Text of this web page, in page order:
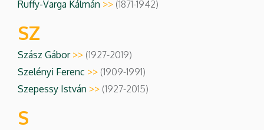
Ruffy-Varga Kálmán >> (1871-1942)
SZ
Szász Gábor >> (1927-2019)
Szelényi Ferenc >> (1909-1991)
Szepessy István >> (1927-2015)
S